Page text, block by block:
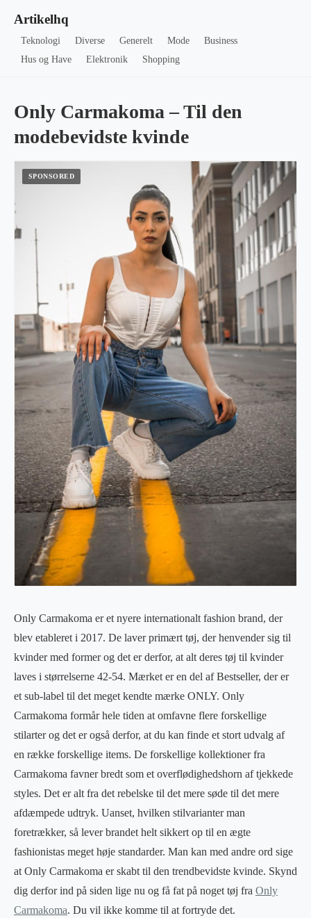
Artikelhq
Teknologi Diverse Generelt Mode
Business
Hus og Have
Elektronik Shopping
Only Carmakoma – Til den
modebevidste kvinde
Only Carmakoma er et nyere internationalt fashion brand, der
blev etableret i 2017. De laver primært tøj, der henvender sig til
kvinder med former og det er derfor, at alt deres tøj til kvinder
laves i størrelserne 42-54. Mærket er en del af Bestseller, der er
et sub-label til det meget kendte mærke ONLY. Only
Carmakoma formår hele tiden at omfavne flere forskellige
stilarter og det er også derfor, at du kan finde et stort udvalg af
en række forskellige items. De forskellige kollektioner fra
Carmakoma favner bredt som et overflødighedshorn af tjekkede
styles. Det er alt fra det rebelske til det mere søde til det mere
afdæmpede udtryk. Uanset, hvilken stilvarianter man
foretrækker, så lever brandet helt sikkert op til en ægte
fashionistas meget høje standarder. Man kan med andre ord sige
at Only Carmakoma er skabt til den trendbevidste kvinde. Skynd
dig derfor ind på siden lige nu og få fat på noget tøj fra Only
Carmakoma. Du vil ikke komme til at fortryde det.